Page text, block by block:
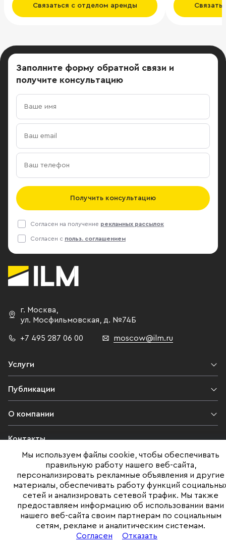
Связаться с отделом аренды
Заполните форму обратной связи и
получите консультацию
Получить консультацию
Согласен на получение рекламных рассылок
Согласен с польз. соглашением
г. Москва,
ул. Мосфильмовская, д. №74Б
+7 495 287 06 00 moscow@ilm.ru
Услуги
Публикации
О компании
Контакты
Юридическая информация
©ILM 2009-2026. Все права защищены
Представленная на сайте информация, в т.ч. стоимости объектов,
носит информационный характер
и не является публичной офертой. Условия продажи объекта могут
быть изменены собственником без уведомления
Мы используем файлы cookie, чтобы обеспечивать
правильную работу нашего веб-сайта,
персонализировать рекламные объявления и другие
материалы, обеспечивать работу функций
сетей и анализировать сетевой трафик. Мы также
предоставляем информацию об использовании вами
нашего веб-сайта своим партнерам по социальным
сетям, рекламе и аналитическим системам.
Согласен
Отказать